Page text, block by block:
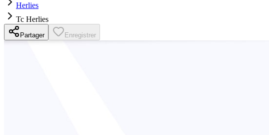
Herlies
Tc Herlies
Partager Enregistrer